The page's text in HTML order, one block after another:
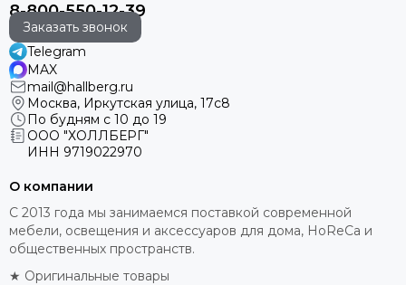
8-800-550-12-39
Заказать звонок
Telegram
MAX
mail@hallberg.ru
Москва, Иркутская улица, 17с8
По будням с 10 до 19
ООО "ХОЛЛБЕРГ"
ИНН 9719022970
О компании
С 2013 года мы занимаемся поставкой современной
мебели, освещения и аксессуаров для дома, HoReCa и
общественных пространств.
★ Оригинальные товары